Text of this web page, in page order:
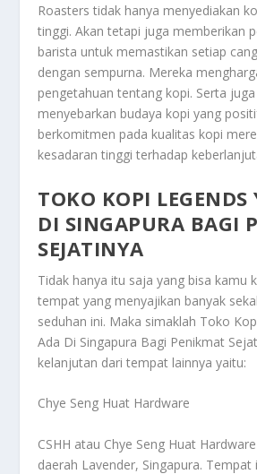
Roasters tidak hanya menyediakan
tinggi. Akan tetapi juga memberikan
barista untuk memastikan setiap
dengan sempurna. Mereka
pengetahuan tentang kopi. Serta
menyebarkan budaya kopi yang
berkomitmen pada kualitas kopi
kesadaran tinggi terhadap
TOKO KOPI
DI SINGAPURA BAGI
SEJATINYA
Tidak hanya itu saja yang bisa kamu
tempat yang menyajikan banyak
seduhan ini. Maka simaklah Toko
Ada Di Singapura Bagi Penikmat
kelanjutan dari tempat lainnya yaitu:
Chye Seng Huat Hardware
CSHH atau Chye Seng Huat
daerah Lavender, Singapura. Tempat